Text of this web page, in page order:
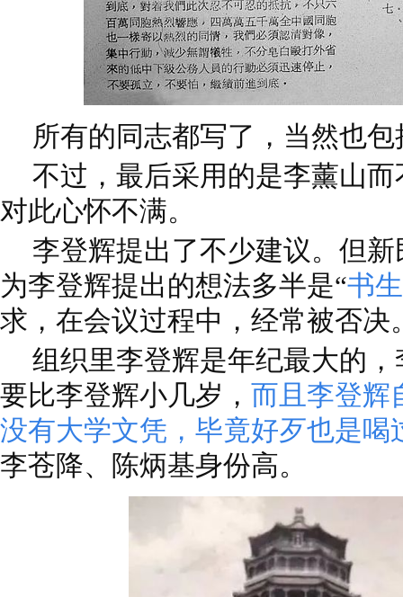
所有的同志都写了，当然也
不过，最后采用的是李薰山
对此心怀不满。
李登辉提出了不少建议。但
为李登辉提出的想法多半是“书
求，在会议过程中，经常被否决
组织里李登辉是年纪最大的
要比李登辉小几岁， 而且李登辉
没有大学文凭，毕竟好歹也是喝
李苍降、陈炳基身份高。